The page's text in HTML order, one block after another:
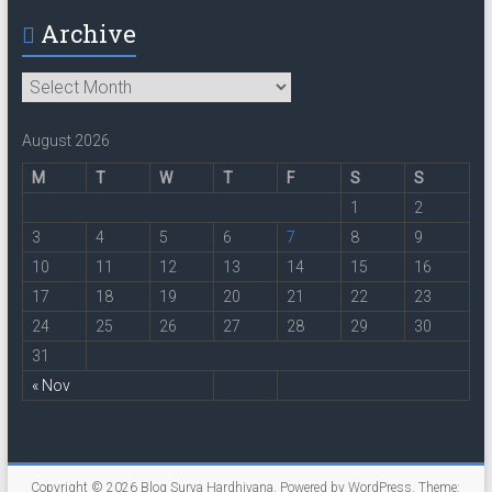
Archive
Archive
August 2026
M T W T F S S
« Nov
1
2
3
4 5 6 7 8
9
10
11 12 13 14 15
16
17
18 19 20 21 22
23
24
25 26 27 28 29
30
31
Copyright © 2026 Blog Surya Hardhiyana. Powered byWordPress. Theme: